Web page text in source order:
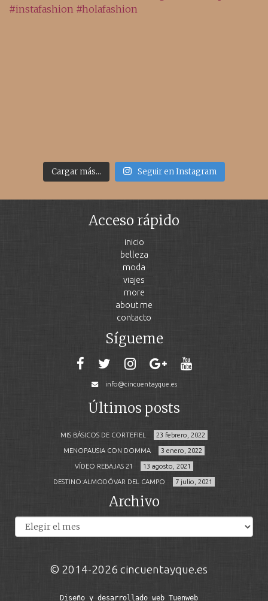
Cargar más... Seguir en Instagram
Acceso rápido
inicio
belleza
moda
viajes
more
about me
contacto
Sígueme
info@cincuentayque.es
Últimos posts
MIS BÁSICOS DE CORTEFIEL 23 febrero, 2022
MENOPAUSIA CON DOMMA 3 enero, 2022
VÍDEO REBAJAS 21 13 agosto, 2021
DESTINO:ALMODÓVAR DEL CAMPO 7 julio, 2021
Archivo
© 2014-2026 cincuentayque.es
Diseño y desarrollado web Tuenweb